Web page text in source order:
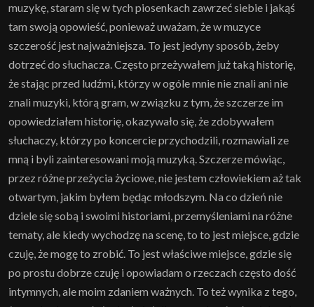
muzykę, staram się w tych piosenkach zawrzeć siebie i jakąś
tam swoją opowieść, ponieważ uważam, że w muzyce
szczerość jest najważniejsza. To jest jedyny sposób, żeby
dotrzeć do słuchacza. Często przeżywałem już taką historię,
że stając przed ludźmi, którzy w ogóle mnie nie znali ani nie
znali muzyki, którą gram, w związku z tym, że szczerze im
opowiedziałem historię, okazywało się, że zdobywałem
słuchaczy, którzy po koncercie przychodzili, rozmawiali ze
mną i byli zainteresowani moją muzyką. Szczerze mówiąc,
przez różne przeżycia życiowe, nie jestem człowiekiem aż tak
otwartym, jakim byłem będąc młodszym. Na co dzień nie
dziele się sobą i swoimi historiami, przemyśleniami na różne
tematy, ale kiedy wychodzę na scenę, to to jest miejsce, gdzie
czuję, że mogę to zrobić. To jest właściwe miejsce, gdzie się
po prostu dobrze czuję i opowiadam o rzeczach często dość
intymnych, ale moim zdaniem ważnych. To też wynika z tego,